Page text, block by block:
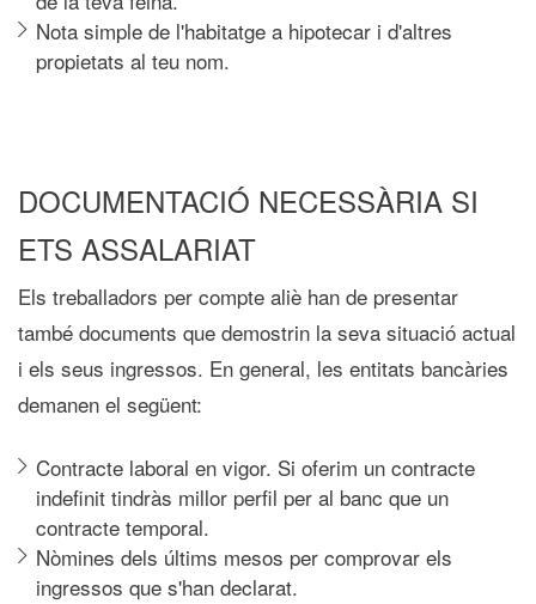
Nota simple de l'habitatge a hipotecar i d'altres
propietats al teu nom.
DOCUMENTACIÓ NECESSÀRIA SI
ETS ASSALARIAT
Els treballadors per compte aliè han de presentar
també documents que demostrin la seva situació actual
i els seus ingressos. En general, les entitats bancàries
demanen el següent:
Contracte laboral en vigor. Si oferim un contracte
indefinit tindràs millor perfil per al banc que un
contracte temporal.
Nòmines dels últims mesos per comprovar els
ingressos que s'han declarat.